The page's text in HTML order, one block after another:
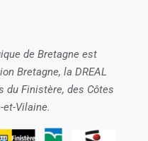
de Bretagne est
Bretagne, la DREAL
du Finistère, des Côtes
et-Vilaine.